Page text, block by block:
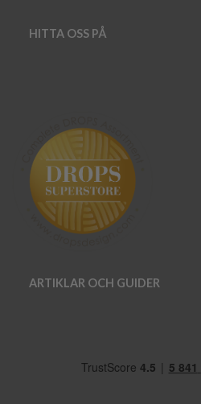
HITTA OSS PÅ
ARTIKLAR OCH GUIDER